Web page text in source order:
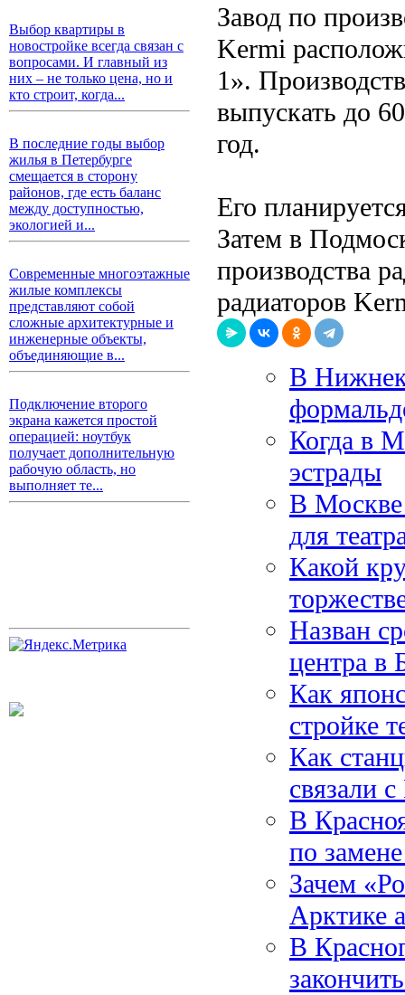
Выбор квартиры в
новостройке всегда связан с
вопросами. И главный из
них – не только цена, но и
кто строит, когда...
В последние годы выбор
жилья в Петербурге
смещается в сторону
районов, где есть баланс
между доступностью,
экологией и...
Современные многоэтажные
жилые комплексы
представляют собой
сложные архитектурные и
инженерные объекты,
объединяющие в...
Подключение второго
экрана кажется простой
операцией: ноутбук
получает дополнительную
рабочую область, но
выполняет те...
Завод по
Kermi
1».
выпускать до
год.
Его
Затем в
производства
радиаторов
В
Когда в
эстрады
В Москве
для
Какой
Назван
центра в
Как
стройке
Как
связали
В
по
Зачем
Арктике
В